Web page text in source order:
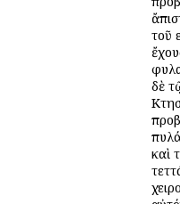
τοῦ
δὲ
καὶ